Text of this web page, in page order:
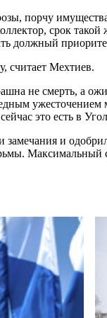
порчу
срок
должный
считает Мехтиев.
не смерть, а
ужесточением
это есть в
и
Максимальный